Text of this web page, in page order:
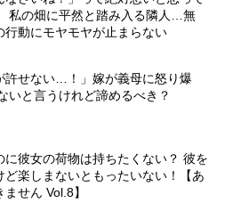
私の畑に平然と踏み入る隣人…無
行動にモヤモヤが止まらない
許せない…！」嫁が義母に怒り爆
いと言うけれど諦めるべき？
に彼女の荷物は持ちたくない？ 彼を
ど楽しまないともったいない！【あ
せん Vol.8】